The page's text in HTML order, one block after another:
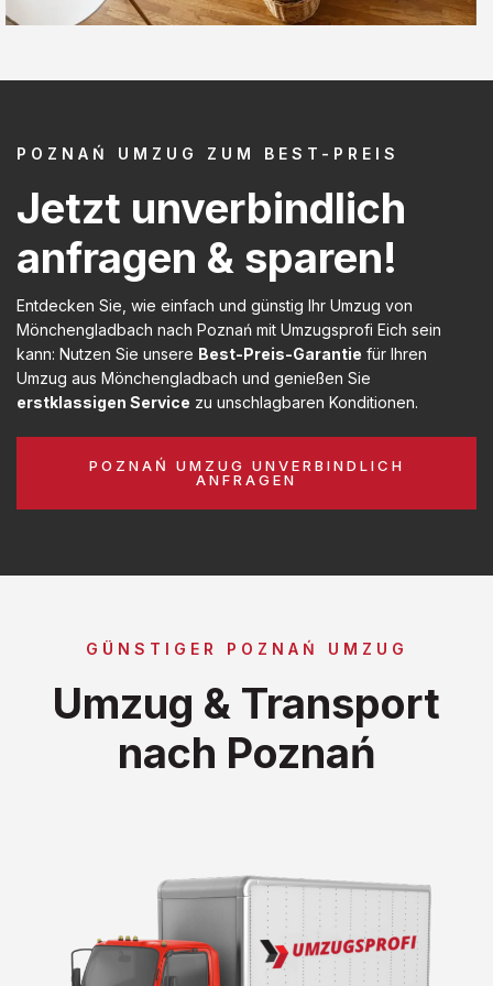
POZNAŃ UMZUG ZUM BEST-PREIS
Jetzt unverbindlich
anfragen & sparen!
Entdecken Sie, wie einfach und günstig Ihr Umzug von
Mönchengladbach nach Poznań mit Umzugsprofi Eich sein
kann: Nutzen Sie unsere Best-Preis-Garantie für Ihren
Umzug aus Mönchengladbach und genießen Sie
erstklassigen Service zu unschlagbaren Konditionen.
POZNAŃ UMZUG UNVERBINDLICH
ANFRAGEN
GÜNSTIGER POZNAŃ UMZUG
Umzug & Transport
nach Poznań